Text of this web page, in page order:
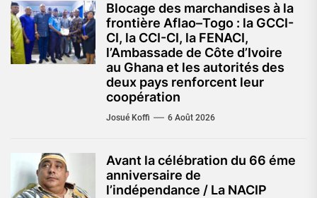
Blocage des marchandises à la
frontière Aflao–Togo : la GCCI-
CI, la CCI-CI, la FENACI,
l’Ambassade de Côte d’Ivoire
au Ghana et les autorités des
deux pays renforcent leur
coopération
Josué Koffi 6 Août 2026
Avant la célébration du 66 éme
anniversaire de
l’indépendance / La NACIP